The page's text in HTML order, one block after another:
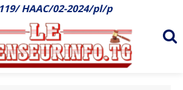
HAAC/02-2024/pl/p